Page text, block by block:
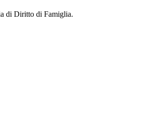
di Diritto di Famiglia.